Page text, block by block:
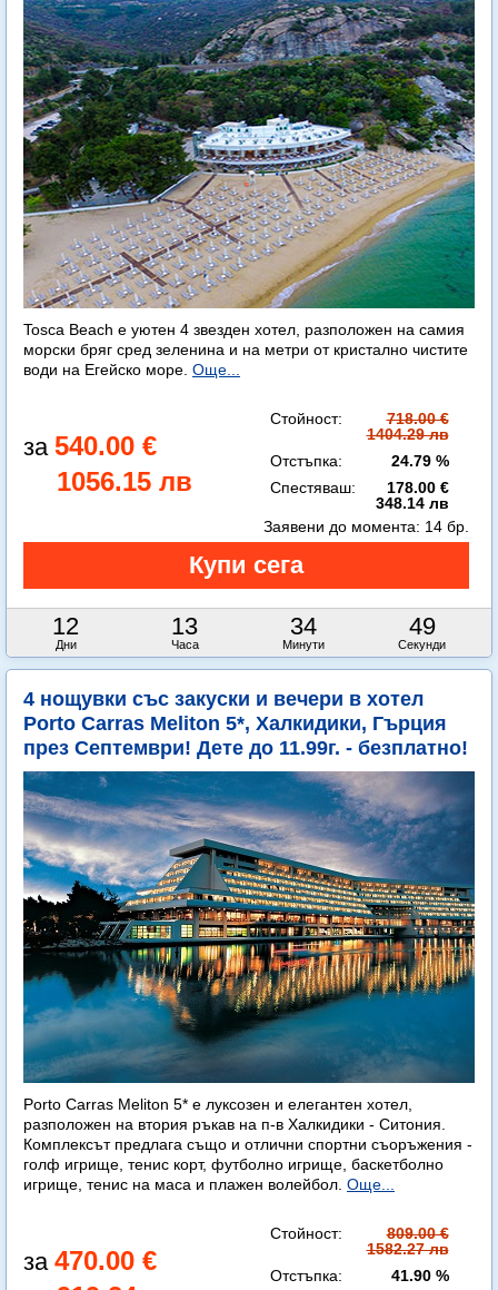
Tosca Beach е уютен 4 звезден хотел, разположен на самия
морски бряг сред зеленина и на метри от кристално чистите
води на Егейско море. Още...
540.00 €
1056.15 лв
Стойност:
718.00 €
1404.29 лв
Отстъпка:
24.79 %
Спестяваш:
178.00 €
348.14 лв
12
Дни
13
Часа
34
Минути
48
Секунди
Заявени до момента: 14 бр.
4 нощувки със закуски и вечери в хотел
Porto Carras Meliton 5*, Халкидики, Гърция
през Септември! Дете до 11.99г. - безплатно!
Porto Carras Meliton 5* е луксозен и елегантен хотел,
разположен на втория ръкав на п-в Халкидики - Ситония.
Комплексът предлага също и отлични спортни съоръжения -
голф игрище, тенис корт, футболно игрище, баскетболно
игрище, тенис на маса и плажен волейбол. Още...
470.00 €
Стойност:
809.00 €
1582.27 лв
Отстъпка:
41.90 %